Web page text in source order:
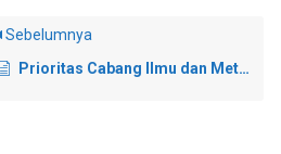
Sebelumnya
Prioritas Cabang Ilmu dan Metode Belajar Gabungan (Online & Offline)